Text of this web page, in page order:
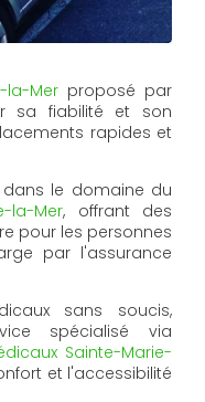
la-Merproposé par
sa fiabilité et son
rapides et
le domaine du
la-Mer, offrant des
pour les personnes
par l'assurance
sans soucis,
spécialisé via
Sainte-Marie-
et l'accessibilité